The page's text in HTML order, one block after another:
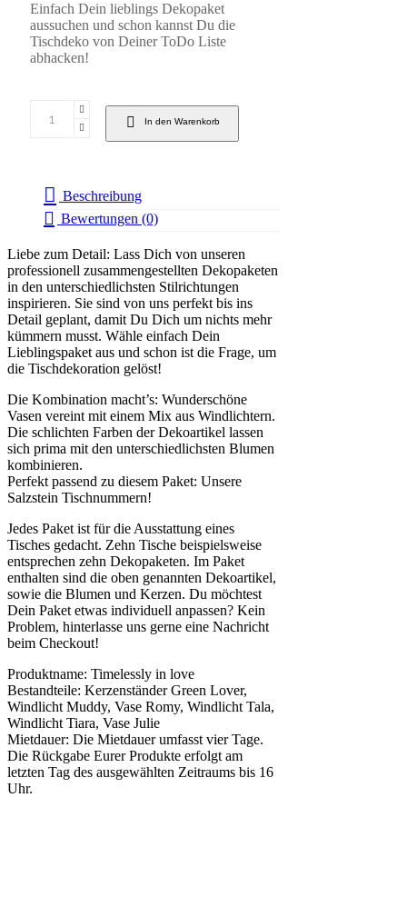
Einfach Dein lieblings Dekopaket
aussuchen und schon kannst Du die
Tischdeko von Deiner ToDo Liste
abhacken!
In den Warenkorb
Beschreibung
Bewertungen (0)
Liebe zum Detail: Lass Dich von unseren
professionell zusammengestellten Dekopaketen
in den unterschiedlichsten Stilrichtungen
inspirieren. Sie sind von uns perfekt bis ins
Detail geplant, damit Du Dich um nichts mehr
kümmern musst. Wähle einfach Dein
Lieblingspaket aus und schon ist die Frage, um
die Tischdekoration gelöst!
Die Kombination macht’s: Wunderschöne
Vasen vereint mit einem Mix aus Windlichtern.
Die schlichten Farben der Dekoartikel lassen
sich prima mit den unterschiedlichsten Blumen
kombinieren.
Perfekt passend zu diesem Paket: Unsere
Salzstein Tischnummern!
Jedes Paket ist für die Ausstattung eines
Tisches gedacht. Zehn Tische beispielsweise
entsprechen zehn Dekopaketen. Im Paket
enthalten sind die oben genannten Dekoartikel,
sowie die Blumen und Kerzen. Du möchtest
Dein Paket etwas individuell anpassen? Kein
Problem, hinterlasse uns gerne eine Nachricht
beim Checkout!
Produktname: Timelessly in love
Bestandteile: Kerzenständer Green Lover,
Windlicht Muddy, Vase Romy, Windlicht Tala,
Windlicht Tiara, Vase Julie
Mietdauer: Die Mietdauer umfasst vier Tage.
Die Rückgabe Eurer Produkte erfolgt am
letzten Tag des ausgewählten Zeitraums bis 16
Uhr.